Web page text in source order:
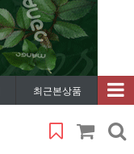
최근본상품